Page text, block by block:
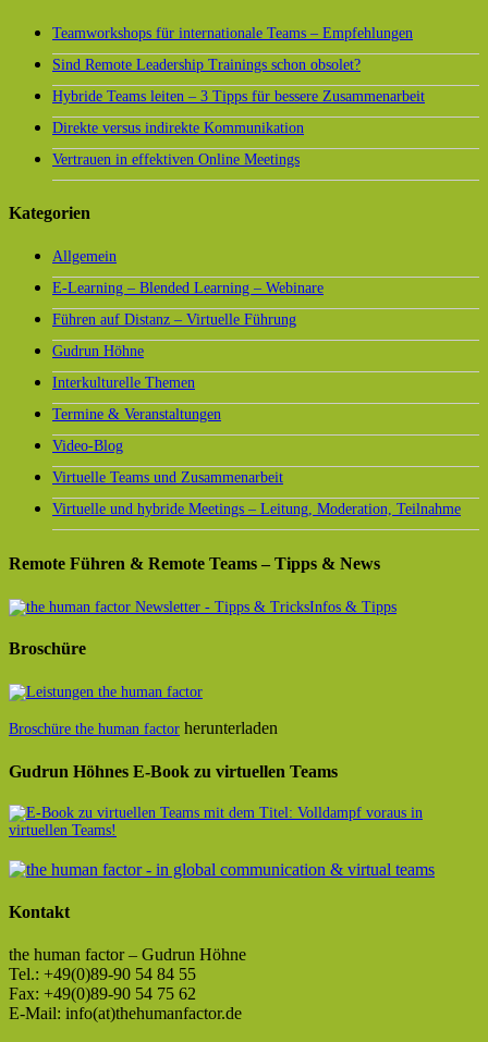
Teamworkshops für internationale Teams – Empfehlungen
Sind Remote Leadership Trainings schon obsolet?
Hybride Teams leiten – 3 Tipps für bessere Zusammenarbeit
Direkte versus indirekte Kommunikation
Vertrauen in effektiven Online Meetings
Kategorien
Allgemein
E-Learning – Blended Learning – Webinare
Führen auf Distanz – Virtuelle Führung
Gudrun Höhne
Interkulturelle Themen
Termine & Veranstaltungen
Video-Blog
Virtuelle Teams und Zusammenarbeit
Virtuelle und hybride Meetings – Leitung, Moderation, Teilnahme
Remote Führen & Remote Teams – Tipps & News
Infos & Tipps
Broschüre
Broschüre the human factor herunterladen
Gudrun Höhnes E-Book zu virtuellen Teams
Kontakt
the human factor – Gudrun Höhne
Tel.: +49(0)89-90 54 84 55
Fax: +49(0)89-90 54 75 62
E-Mail: info(at)thehumanfactor.de